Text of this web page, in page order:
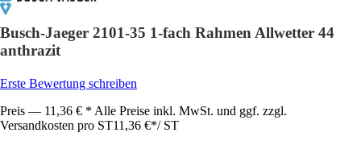
Busch-Jaeger 2101-35 1-fach Rahmen Allwetter 44
anthrazit
Erste Bewertung schreiben
Preis — 11,36 € * Alle Preise inkl. MwSt. und ggf. zzgl.
Versandkosten pro ST11,36 €*/ ST